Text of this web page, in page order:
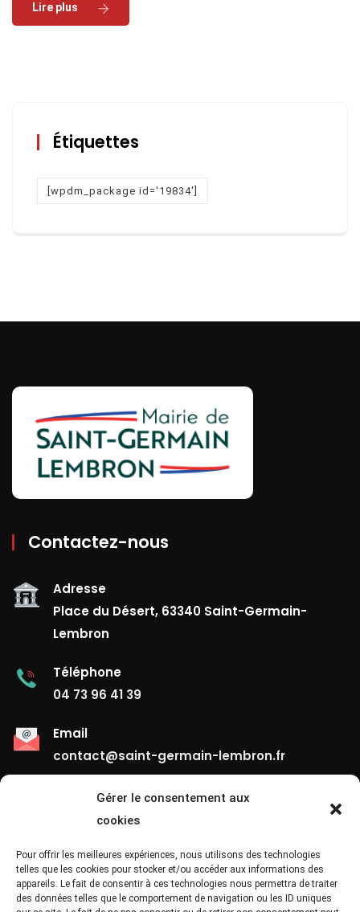
Gérer le consentement aux
cookies
Pour offrir les meilleures expériences, nous utilisons des technologies
telles que les cookies pour stocker et/ou accéder aux informations des
appareils. Le fait de consentir à ces technologies nous permettra de traiter
des données telles que le comportement de navigation ou les ID uniques
Read More
Étiquettes
[wpdm_package id='19834']
Contactez-nous
Adresse
Place du Désert, 63340 Saint-Germain-
Lembron
Téléphone
04 73 96 41 39
Email
contact@saint-germain-lembron.fr
Liens Utiles
Contact
Mentions Légales